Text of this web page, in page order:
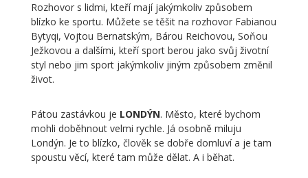
Rozhovor s lidmi, kteří mají jakýmkoliv způsobem
blízko ke sportu. Můžete se těšit na rozhovor Fabianou
Bytyqi, Vojtou Bernatským, Bárou Reichovou, Soňou
Ježkovou a dalšími, kteří sport berou jako svůj životní
styl nebo jim sport jakýmkoliv jiným způsobem změnil
život.
Pátou zastávkou je LONDÝN. Město, které bychom
mohli doběhnout velmi rychle. Já osobně miluju
Londýn. Je to blízko, člověk se dobře domluví a je tam
spoustu věcí, které tam může dělat. A i běhat.